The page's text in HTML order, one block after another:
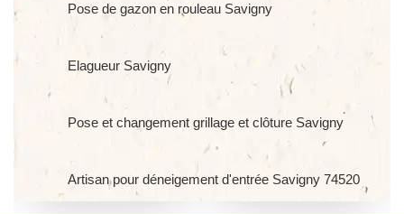
Pose de gazon en rouleau Savigny
Elagueur Savigny
Pose et changement grillage et clôture Savigny
Artisan pour déneigement d'entrée Savigny 74520